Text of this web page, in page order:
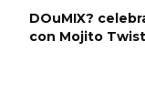
DOuMIX?
con Mojito Twist